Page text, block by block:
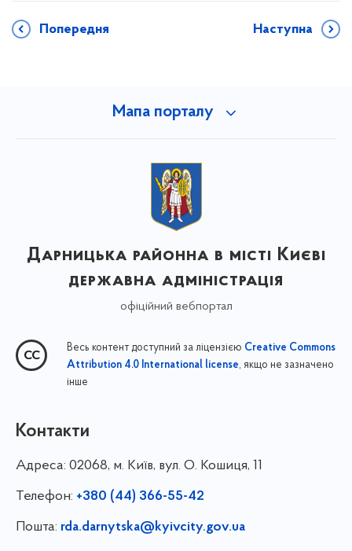
Попередня Наступна
Мапа порталу
Дарницька районна в місті Києві
державна адміністрація
офіційний вебпортал
Весь контент доступний за ліцензією Creative Commons
Attribution 4.0 International license, якщо не зазначено
інше
Контакти
Адреса: 02068, м. Київ, вул. О. Кошиця, 11
Телефон: +380 (44) 366-55-42
Пошта: rda.darnytska@kyivcity.gov.ua